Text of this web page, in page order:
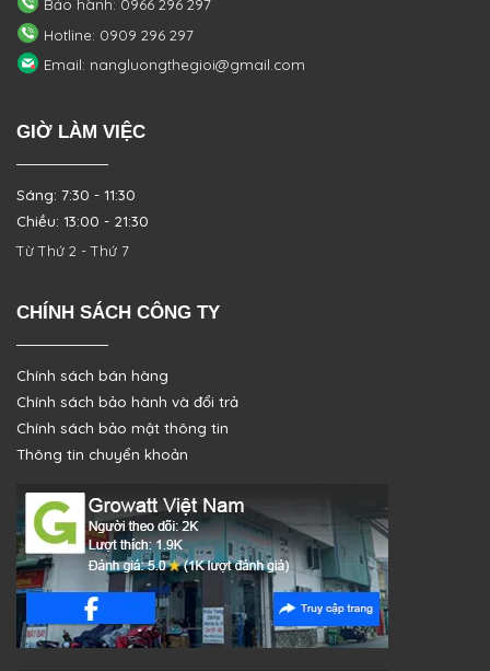
Bảo hành: 0966 296 297
Hotline: 0909 296 297
Email: nangluongthegioi@gmail.com
GIỜ LÀM VIỆC
Sáng: 7:30 - 11:30
Chiều: 13:00 - 21:30
Từ Thứ 2 - Thứ 7
CHÍNH SÁCH CÔNG TY
Chính sách bán hàng
Chính sách bảo hành và đổi trả
Chính sách bảo mật thông tin
Thông tin chuyển khoản